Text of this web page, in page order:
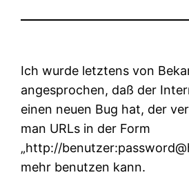
Ich wurde letztens von
angesprochen, daß der
einen neuen Bug hat, der
man URLs in der Form
„http://
mehr benutzen kann.